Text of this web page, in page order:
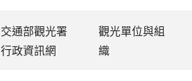
交通部觀光署
行政資訊網
觀光單位與組
織